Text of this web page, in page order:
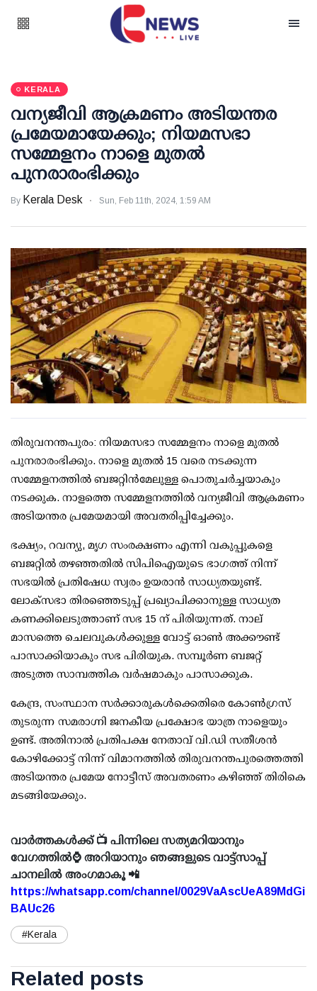
KERALA
വന്യജീവി ആക്രമണം അടിയന്തര
പ്രമേയമായേക്കും; നിയമസഭാ
സമ്മേളനം നാളെ മുതല്‍
പുനരാരംഭിക്കും
By Kerala Desk Sun, Feb 11th, 2024, 1:59 AM
തിരുവനന്തപുരം: നിയമസഭാ സമ്മേളനം നാളെ മുതല്‍
പുനരാരംഭിക്കും. നാളെ മുതല്‍ 15 വരെ നടക്കുന്ന
സമ്മേളനത്തില്‍ ബജറ്റിന്‍മേലുള്ള പൊതുചര്‍ച്ചയാകും
നടക്കുക. നാളത്തെ സമ്മേളനത്തില്‍ വന്യജീവി ആക്രമണം
അടിയന്തര പ്രമേയമായി അവതരിപ്പിച്ചേക്കും.
ഭക്ഷ്യം, റവന്യു, മൃഗ സംരക്ഷണം എന്നി വകുപ്പുകളെ
ബജറ്റില്‍ തഴഞ്ഞതില്‍ സിപിഐയുടെ ഭാഗത്ത് നിന്ന്
സഭയില്‍ പ്രതിഷേധ സ്വരം ഉയരാന്‍ സാധ്യതയുണ്ട്.
ലോക്സഭാ തിരഞ്ഞെടുപ്പ് പ്രഖ്യാപിക്കാനുള്ള സാധ്യത
കണക്കിലെടുത്താണ് സഭ 15 ന് പിരിയുന്നത്. നാല്
മാസത്തെ ചെലവുകള്‍ക്കുള്ള വോട്ട് ഓണ്‍ അക്കൗണ്ട്
പാസാക്കിയാകും സഭ പിരിയുക. സമ്പൂര്‍ണ ബജറ്റ്
അടുത്ത സാമ്പത്തിക വര്‍ഷമാകും പാസാക്കുക.
കേന്ദ്ര, സംസ്ഥാന സര്‍ക്കാരുകള്‍ക്കെതിരെ കോണ്‍ഗ്രസ്
തുടരുന്ന സമരാഗ്നി ജനകീയ പ്രക്ഷോഭ യാത്ര നാളെയും
ഉണ്ട്. അതിനാല്‍ പ്രതിപക്ഷ നേതാവ് വി.ഡി സതീശന്‍
കോഴിക്കോട്ട് നിന്ന് വിമാനത്തില്‍ തിരുവനന്തപുരത്തെത്തി
അടിയന്തര പ്രമേയ നോട്ടീസ് അവതരണം കഴിഞ്ഞ് തിരികെ
മടങ്ങിയേക്കും.
വാർത്തകൾക്ക് 📺 പിന്നിലെ സത്യമറിയാനും
വേഗത്തിൽ⌚ അറിയാനും ഞങ്ങളുടെ വാട്ട്സാപ്പ്
ചാനലിൽ അംഗമാകൂ 📲
https://whatsapp.com/channel/0029VaAscUeA89MdGi
BAUc26
#Kerala
Related posts